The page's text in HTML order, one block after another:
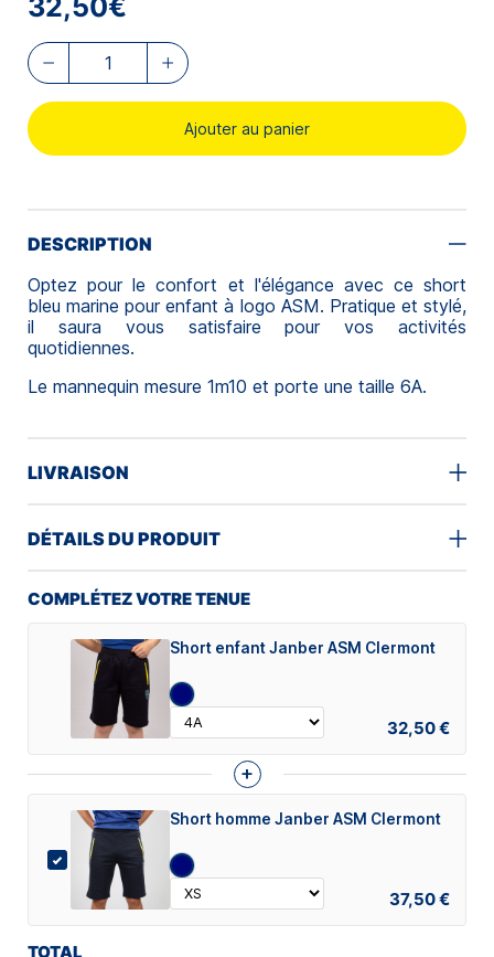
Ajouter au panier
DESCRIPTION
Optez pour le confort et l'élégance avec ce short
bleu marine pour enfant à logo ASM. Pratique et stylé,
il saura vous satisfaire pour vos activités
quotidiennes.
Le mannequin mesure 1m10 et porte une taille 6A.
LIVRAISON
DÉTAILS DU PRODUIT
COMPLÉTEZ VOTRE TENUE
Short enfant Janber ASM Clermont
32,50 €
+
Short homme Janber ASM Clermont
37,50 €
TOTAL